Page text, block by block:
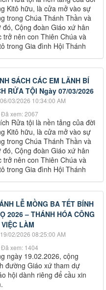
Kitô hữu, là cửa mở vào sự
trong Chúa Thánh Thần và
Cộng đoàn Giáo xứ hân
nên con Thiên Chúa và
trong Gia đình Hội Thánh
SÁCH CÁC EM LÃNH BÍ
RỬA TỘI Ngày 07/03/2026
06/03/2026 10:34:00 AM
Đã xem: 2067
Rửa tội là nền tảng của đời
Kitô hữu, là cửa mở vào sự
trong Chúa Thánh Thần và
Cộng đoàn Giáo xứ hân
nên con Thiên Chúa và
trong Gia đình Hội Thánh
LỄ MỒNG BA TẾT BÍNH
2026 – THÁNH HÓA CÔNG
LÀM
19/02/2026 08:25:00 AM
Đã xem: 1404
ngày 19.02.2026, cộng
đường Giáo xứ tham dự
hội dành riêng để cầu xin